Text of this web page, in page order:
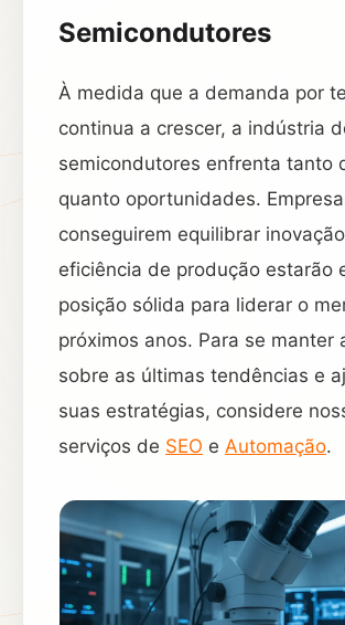
Semicondutores
À medida que a demanda por
continua a crescer, a indústria
semicondutores enfrenta tanto
quanto oportunidades.
conseguirem equilibrar
eficiência de produção estarão
posição sólida para liderar o
próximos anos. Para se manter
sobre as últimas tendências e
suas estratégias, considere
serviços de SEO e Automação.